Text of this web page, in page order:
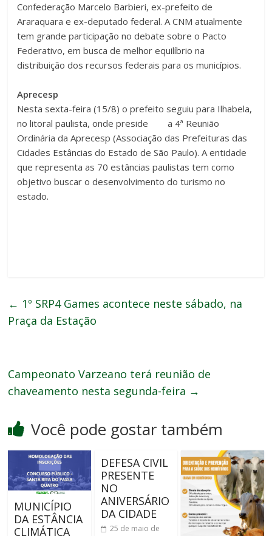
Confederação Marcelo Barbieri, ex-prefeito de
Araraquara e ex-deputado federal. A CNM atualmente
tem grande participação no debate sobre o Pacto
Federativo, em busca de melhor equilíbrio na
distribuição dos recursos federais para os municípios.
Aprecesp
Nesta sexta-feira (15/8) o prefeito seguiu para Ilhabela,
no litoral paulista, onde preside a 4ª Reunião
Ordinária da Aprecesp (Associação das Prefeituras das
Cidades Estâncias do Estado de São Paulo). A entidade
que representa as 70 estâncias paulistas tem como
objetivo buscar o desenvolvimento do turismo no
estado.
← 1º SRP4 Games acontece neste sábado, na
Praça da Estação
Campeonato Varzeano terá reunião de
chaveamento nesta segunda-feira →
Você pode gostar também
MUNICÍPIO
DA ESTÂNCIA
CLIMÁTICA
DEFESA CIVIL
PRESENTE
NO
ANIVERSÁRIO
DA CIDADE
25 de maio de